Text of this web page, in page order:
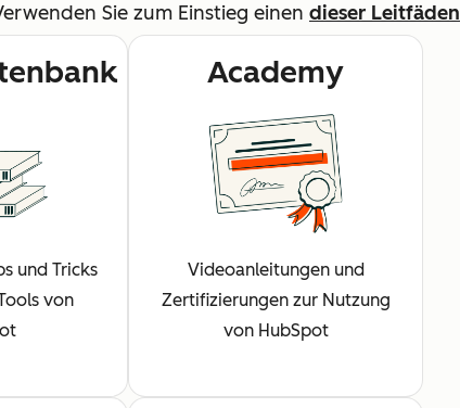
Sie zum Einstieg einen dieser Leitfäden
und Tricks
von
Academy
Videoanleitungen und
Zertifizierungen zur Nutzung
von HubSpot